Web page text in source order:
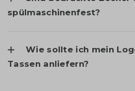
spülmaschinenfest?
Wie sollte ich mein
Tassen anliefern?